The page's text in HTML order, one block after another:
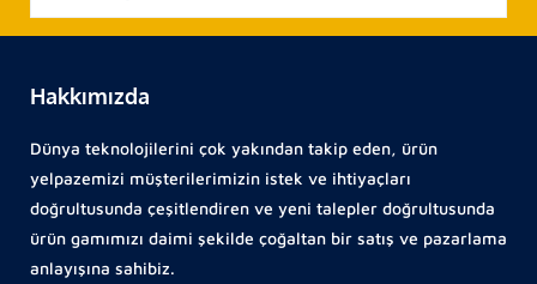
Hakkımızda
Dünya teknolojilerini çok yakından takip eden, ürün
yelpazemizi müşterilerimizin istek ve ihtiyaçları
doğrultusunda çeşitlendiren ve yeni talepler doğrultusunda
ürün gamımızı daimi şekilde çoğaltan bir satış ve pazarlama
anlayışına sahibiz.